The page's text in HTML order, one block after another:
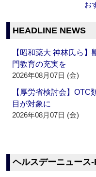
お
HEADLINE NEWS
【昭和薬大 神林氏ら
門教育の充実を
2026年08月07日 (金)
【厚労省検討会】OTC
目が対象に
2026年08月07日 (金)
ヘルスデーニュース